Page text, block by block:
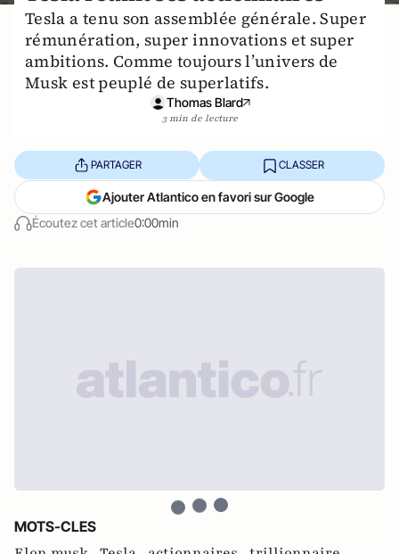
Tesla a tenu son assemblée générale. Super
rémunération, super innovations et super
ambitions. Comme toujours l’univers de
Musk est peuplé de superlatifs.
Thomas Blard
3 min de lecture
Écoutez cet article0:00min
PARTAGER CLASSER
Ajouter Atlantico en favori sur Google
MOTS-CLES